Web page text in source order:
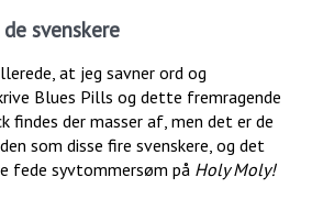
svenskere
at jeg savner ord og
Blues Pills og dette fremragende
findes der masser af, men det er de
som disse fire svenskere, og det
fede syvtommersøm på Holy Moly!